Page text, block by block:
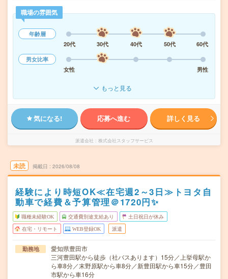
職場の雰囲気
年齢層
20代
30代 40代 50代
60代
男女比率
女性
男性
もっと見る
気になる! 応募へ進む 詳しく見る
派遣会社 株式会社スタッフサービス
未読 掲載日 2026/08/08
経験により時短OK≪在宅週2～3日≫トヨタ自
動車で経費＆予算管理＠1720円✨
職種未経験OK 交通費別途支給あり 土日祝日が休み
在宅・リモート WEB登録OK 派遣
勤務地
愛知県豊田市
三河豊田駅から徒歩（社バスあります）15分／上挙母駅か
ら車8分／末野原駅から車8分／新豊田駅から車15分／豊田
市駅から車16分